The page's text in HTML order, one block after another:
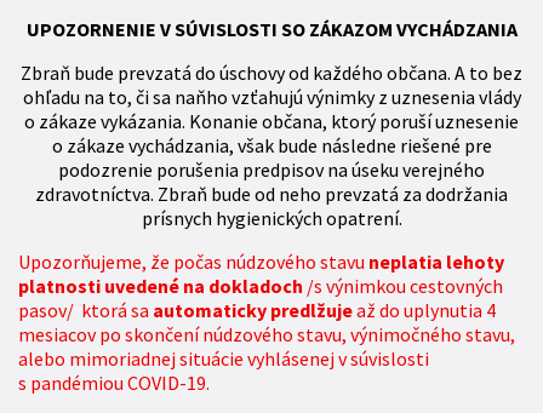
UPOZORNENIE V SÚVISLOSTI SO ZÁKAZOM VYCHÁDZANIA
Zbraň bude prevzatá do úschovy od každého občana. A to bez
ohľadu na to, či sa naňho vzťahujú výnimky z uznesenia vlády
o zákaze vykázania. Konanie občana, ktorý poruší uznesenie
o zákaze vychádzania, však bude následne riešené pre
podozrenie porušenia predpisov na úseku verejného
zdravotníctva. Zbraň bude od neho prevzatá za dodržania
prísnych hygienických opatrení.
Upozorňujeme, že počas núdzového stavu neplatia lehoty
platnosti uvedené na dokladoch /s výnimkou cestovných
pasov/ ktorá sa automaticky predlžujeaž do uplynutia 4
mesiacov po skončení núdzového stavu, výnimočného stavu,
alebo mimoriadnej situácie vyhlásenej v súvislosti
s pandémiou COVID-19.